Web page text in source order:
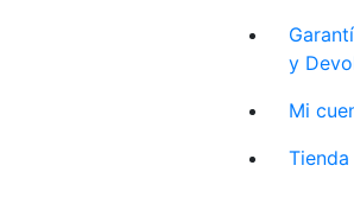
y
Mi
Tienda